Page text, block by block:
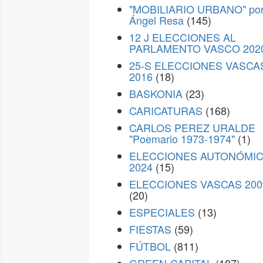
"MOBILIARIO URBANO"
Ángel Resa (145)
12 J ELECCIONES AL
PARLAMENTO VASCO
25-S ELECCIONES
2016 (18)
BASKONIA (23)
CARICATURAS (168)
CARLOS PEREZ URALDE
"Poemario 1973-1974" (1)
ELECCIONES
2024 (15)
ELECCIONES VASCAS
(20)
ESPECIALES (13)
FIESTAS (59)
FÚTBOL (811)